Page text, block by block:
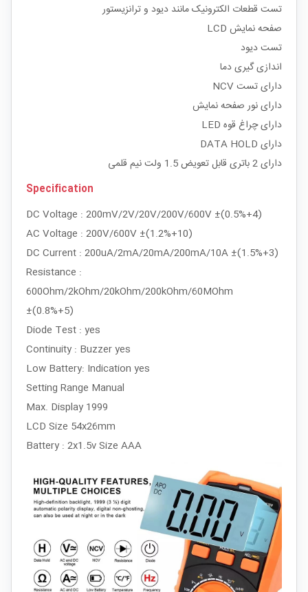
تست قطعات الکترونیک مانند دیود و ترانزیستور
صفحه نمایش LCD
تست دیود
اندازی گیری دما
دارای تست NCV
دارای نور صفحه نمایش
دارای چراغ قوه LED
دارای DATA HOLD
دارای 2 باتری قابل تعویض 1.5 ولت نیم قلمی
Specification
DC Voltage : 200mV/2V/20V/200V/600V ±(0.5%+4)
AC Voltage : 200V/600V ±(1.2%+10)
DC Current : 200uA/2mA/20mA/200mA/10A ±(1.5%+3)
Resistance :
600Ohm/2kOhm/20kOhm/200kOhm/60MOhm
±(0.8%+5)
Diode Test : yes
Continuity : Buzzer yes
Low Battery: Indication yes
Setting Range Manual
Max. Display 1999
LCD Size 54x26mm
Battery : 2x1.5v Size AAA